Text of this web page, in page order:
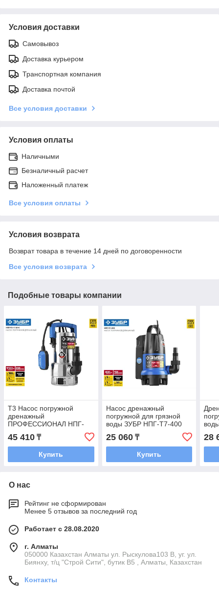
Условия доставки
Самовывоз
Доставка курьером
Транспортная компания
Доставка почтой
Все условия доставки
Условия оплаты
Наличными
Безналичный расчет
Наложенный платеж
Все условия оплаты
Условия возврата
Возврат товара в течение 14 дней по договоренности
Все условия возврата
Подобные товары компании
Т3 Насос погружной
дренажный
ПРОФЕССИОНАЛ НПГ-
Т3-1100-С
45 410 ₸
Купить
Насос дренажный
погружной для грязной
воды ЗУБР НПГ-Т7-400
25 060₸
Купить
28
О нас
Рейтинг не сформирован
Менее 5 отзывов за последний год
Работает с 28.08.2020
г. Алматы
050000 Казахстан Алматы ул. Рыскулова103 В, уг. ул.
Биянху, т/ц "Строй Сити", бутик В5 , Алматы, Казахстан
Контакты